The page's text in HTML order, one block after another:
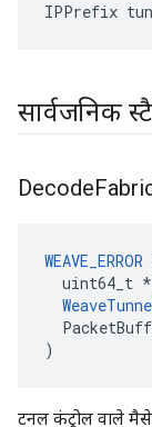
IPPrefix
सार्वजनिक
Decode
WEAVE_ERROR
uint64_t
)
टनल कंट्रोल वाले